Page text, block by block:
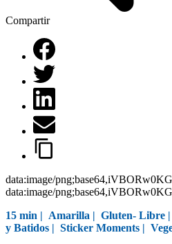
Compartir
data:image/
data:image/
15 min | Amarilla | Gluten- Libre |
y Batidos | Sticker Moments |